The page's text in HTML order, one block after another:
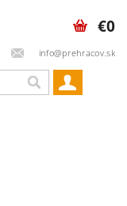
info@prehracov.sk
€0